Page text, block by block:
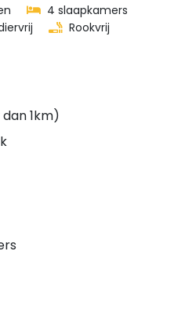
4 slaapkamers
Rookvrij
1km)